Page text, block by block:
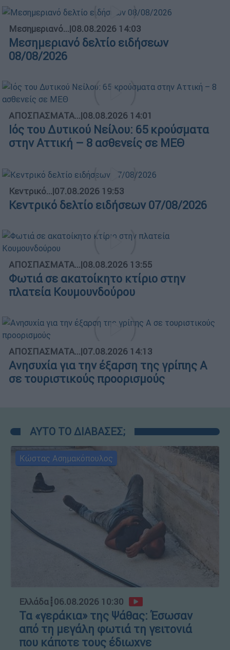
Μεσημεριανό...|08.08.2026 14:03
Μεσημεριανό δελτίο ειδήσεων
08/08/2026
ΑΠΟΣΠΑΣΜΑΤΑ...|08.08.2026 14:01
Ιός του Δυτικού Νείλου: 65 κρούσματα
στην Αττική – 8 ασθενείς σε ΜΕΘ
Κεντρικό...|07.08.2026 19:53
Κεντρικό δελτίο ειδήσεων 07/08/2026
ΑΠΟΣΠΑΣΜΑΤΑ...|08.08.2026 13:55
Φωτιά σε ακατοίκητο κτίριο στην
πλατεία Κουμουνδούρου
ΑΠΟΣΠΑΣΜΑΤΑ...|07.08.2026 14:13
Ανησυχία για την έξαρση της γρίπης Α
σε τουριστικούς προορισμούς
ΑΥΤΟ ΤΟ ΔΙΑΒΑΣΕΣ;
Κώστας Ασημακόπουλος
Ελλάδα┋06.08.2026 10:30
Τα «γεράκια» της Ψάθας: Έσωσαν
από τη μεγάλη φωτιά τη γειτονιά
που κάποτε τους έδιωχνε